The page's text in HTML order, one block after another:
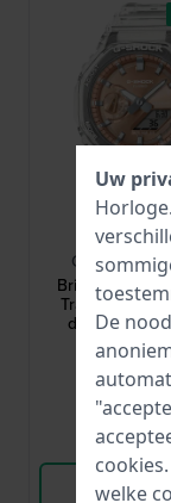
G-
GA-2100BM-
Bright Metallic
Transparante
digitale G-
metalen129,-
● Op
Bekijk
Uw
De
welke